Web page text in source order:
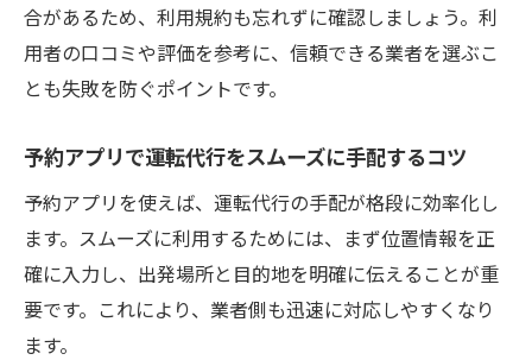
合があるため、利用規約も忘れずに確認しましょう。利
用者の口コミや評価を参考に、信頼できる業者を選ぶこ
とも失敗を防ぐポイントです。
予約アプリで運転代行をスムーズに手配するコツ
予約アプリを使えば、運転代行の手配が格段に効率化し
ます。スムーズに利用するためには、まず位置情報を正
確に入力し、出発場所と目的地を明確に伝えることが重
要です。これにより、業者側も迅速に対応しやすくなり
ます。